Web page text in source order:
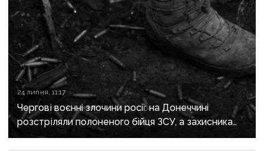
24 липня, 11:17
Чергові воєнні злочини росії: на Донеччині
розстріляли полоненого бійця ЗСУ, а захисника
Маріуполя відправили до колонії на 21 рік